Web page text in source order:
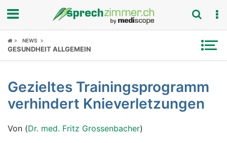
Fokus
Symptome
NEWS
GESUNDHEIT ALLGEMEIN
Gezieltes Trainingsprogramm
verhindert Knieverletzungen
Von (Dr. med. Fritz Grossenbacher)